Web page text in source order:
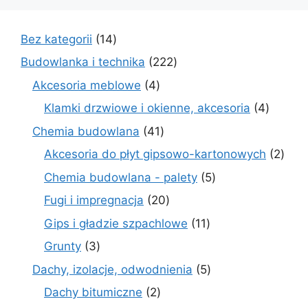
Bez kategorii 1414
produktów
Budowlanka i technika 222222
Akcesoria meblowe 44
produkty
Klamki drzwiowe i okienne, akcesoria 44
Chemia budowlana 4141
produktów
Akcesoria do płyt gipsowo-kartonowych 22
Chemia budowlana - palety 55
Fugi i impregnacja 2020
produktów
Gips i gładzie szpachlowe 1111
Grunty 33
produkty
Dachy, izolacje, odwodnienia 55
Dachy bitumiczne 22